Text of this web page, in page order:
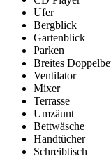
Ufer
Bergblick
Gartenblick
Parken
Breites
Ventilator
Mixer
Terrasse
Umzäunt
Bettwäsche
Handtücher
Schreibtisch